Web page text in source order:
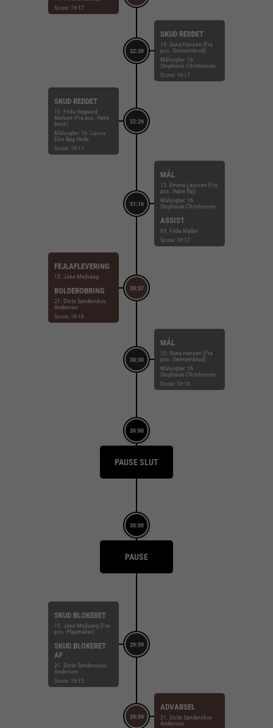
Score: 16-17
32:39
SKUD REDDET
10. Suna Hansen (Fra
pos. Gennembrud)
Målvogter: 16.
Stephanie Christensen
Score: 16-17
32:26
SKUD REDDET
10. Frida Høgaard
Nielsen (Fra pos. Højre
back)
Målvogter: 16. Lucca
Else Bøg Hede
Score: 16-17
31:16
MÅL
13. Emma Laursen (Fra
pos. Højre fløj)
Målvogter: 16.
Stephanie Christensen
ASSIST
63. Frida Møller
Score: 16-17
30:37
FEJLAFLEVERING
15. Jane Mejlvang
BOLDEROBRING
21. Dicte Sønderskov
Andersen
Score: 16-16
30:30
MÅL
10. Suna Hansen (Fra
pos. Gennembrud)
Målvogter: 16.
Stephanie Christensen
Score: 16-16
30:00
PAUSE SLUT
30:00
PAUSE
29:59
SKUD BLOKERET
15. Jane Mejlvang (Fra
pos. Playmaker)
SKUD BLOKERET
AF
21. Dicte Sønderskov
Andersen
Score: 16-15
29:59
ADVARSEL
21. Dicte Sønderskov
Andersen